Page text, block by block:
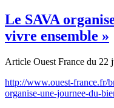
Le SAVA
vivre ensemble »
Article Ouest France du 22
http://www.ouest-france.fr/
organise-une-journee-du-